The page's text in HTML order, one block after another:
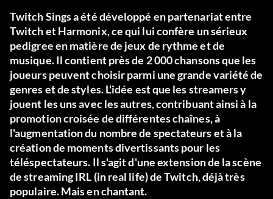
Twitch Sings a été développé en partenariat entre
Twitch et Harmonix, ce qui lui confère un sérieux
pedigree en matière de jeux de rythme et de
musique. Il contient près de 2 000 chansons que les
joueurs peuvent choisir parmi une grande variété de
genres et de styles. L'idée est que les streamers y
jouent les uns avec les autres, contribuant ainsi à la
promotion croisée de différentes chaînes, à
l'augmentation du nombre de spectateurs et à la
création de moments divertissants pour les
téléspectateurs. Il s'agit d'une extension de la scène
de streaming IRL (in real life) de Twitch, déjà très
populaire. Mais en chantant.